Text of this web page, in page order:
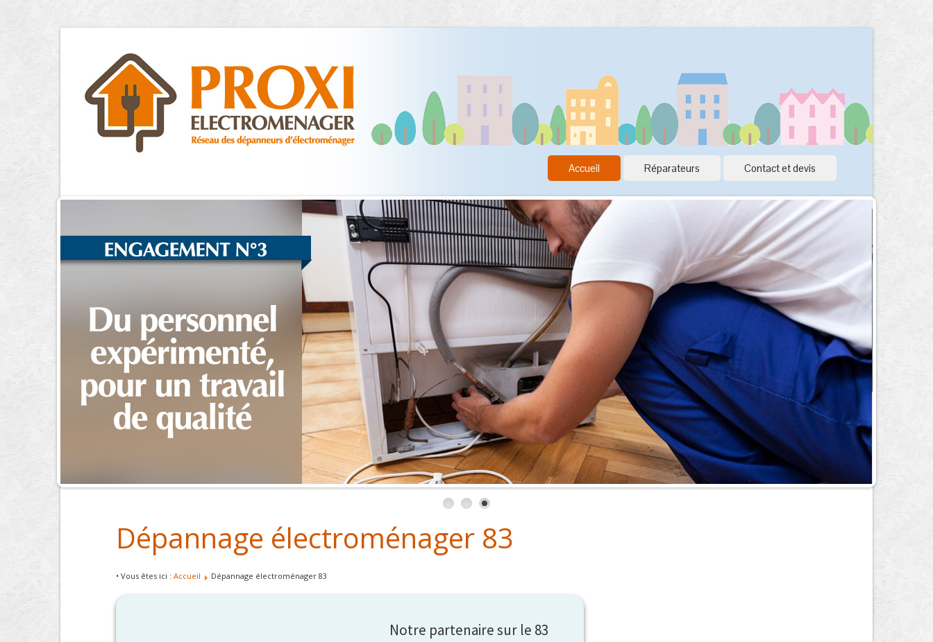
Accueil Réparateurs Contact et devis
Dépannage électroménager 83
• Vous êtes ici : Accueil Dépannage électroménager 83
Notre partenaire sur le 83